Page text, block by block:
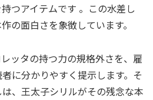
つアイテムです 。この水差し
の面白さを象徴しています。
ッタの持つ力の規格外さを、雇
に分かりやすく提示します。そ
、王太子シリルがその残念な本